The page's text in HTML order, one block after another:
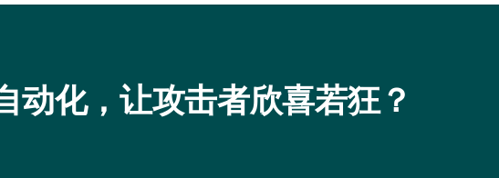
动化，让攻击者欣喜若狂？